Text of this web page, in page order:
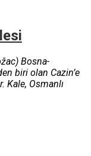
Bosna-
biri olan Cazin’e
Kale, Osmanlı